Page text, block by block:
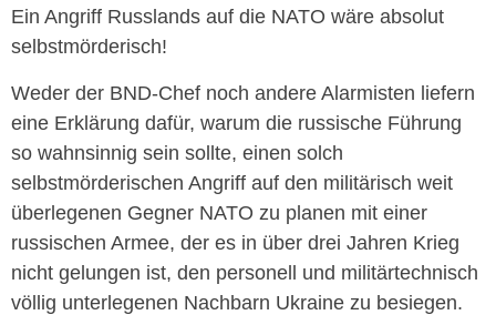
Ein Angriff Russlands auf die NATO wäre absolut
selbstmörderisch!
Weder der BND-Chef noch andere Alarmisten liefern
eine Erklärung dafür, warum die russische Führung
so wahnsinnig sein sollte, einen solch
selbstmörderischen Angriff auf den militärisch weit
überlegenen Gegner NATO zu planen mit einer
russischen Armee, der es in über drei Jahren Krieg
nicht gelungen ist, den personell und militärtechnisch
völlig unterlegenen Nachbarn Ukraine zu besiegen.